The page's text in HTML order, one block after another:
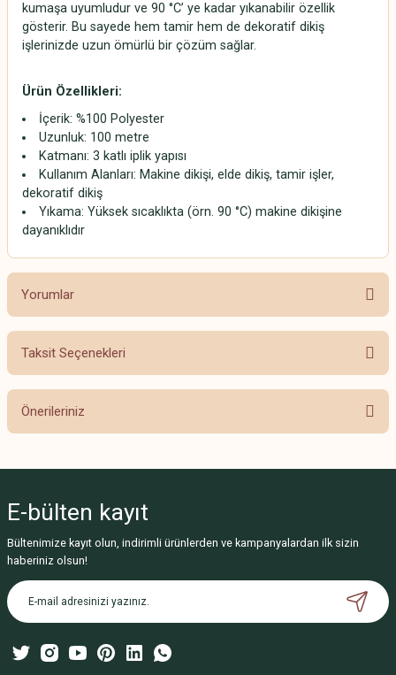
kumaşa uyumludur ve 90 °C’ ye kadar yıkanabilir özellik
gösterir. Bu sayede hem tamir hem de dekoratif dikiş
işlerinizde uzun ömürlü bir çözüm sağlar.
Ürün Özellikleri:
İçerik: %100 Polyester
Uzunluk: 100 metre
Katmanı: 3 katlı iplik yapısı
Kullanım Alanları: Makine dikişi, elde dikiş, tamir işler,
dekoratif dikiş
Yıkama: Yüksek sıcaklıkta (örn. 90 °C) makine dikişine
dayanıklıdır
Yorumlar
Bu ürüne ilk yorumu siz yapın!
Taksit Seçenekleri
Önerileriniz
Görüş ve önerileriniz için teşekkür ederiz.
Ürün resmi kalitesiz, bozuk veya görüntülenemiyor.
Ürün açıklamasında eksik bilgiler bulunuyor.
Ürün bilgilerinde hatalar bulunuyor.
Bu ürüne benzer farklı alternatifler olmalı.
E-bülten kayıt
Bültenimize kayıt olun, indirimli ürünlerden ve kampanyalardan ilk sizin
haberiniz olsun!